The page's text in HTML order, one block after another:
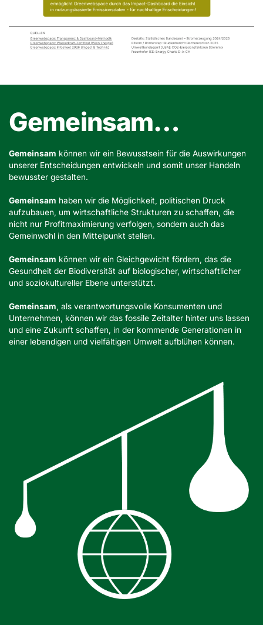
Gemeinsam…
Gemeinsam können wir ein Bewusstsein für die Auswirkungen
unserer Entscheidungen entwickeln und somit unser Handeln
bewusster gestalten.
Gemeinsam haben wir die Möglichkeit, politischen Druck
aufzubauen, um wirtschaftliche Strukturen zu schaffen, die
nicht nur Profitmaximierung verfolgen, sondern auch das
Gemeinwohl in den Mittelpunkt stellen.
Gemeinsam können wir ein Gleichgewicht fördern, das die
Gesundheit der Biodiversität auf biologischer, wirtschaftlicher
und soziokultureller Ebene unterstützt.
Gemeinsam, als verantwortungsvolle Konsumenten und
Unternehmen, können wir das fossile Zeitalter hinter uns lassen
und eine Zukunft schaffen, in der kommende Generationen in
einer lebendigen und vielfältigen Umwelt aufblühen können.